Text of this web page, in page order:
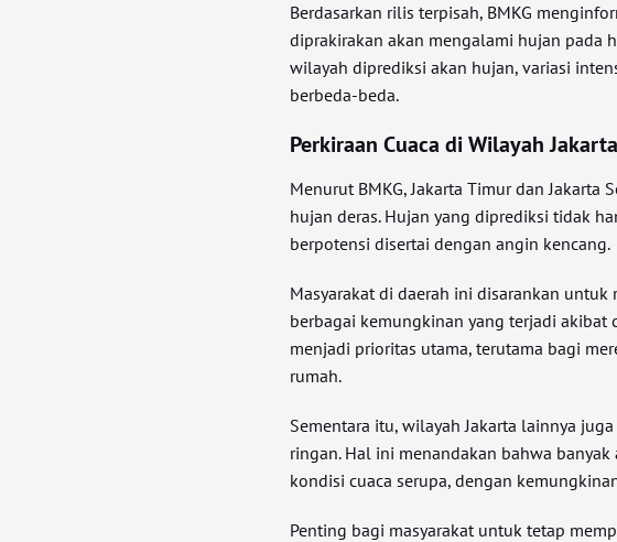
Berdasarkan rilis terpisah, BMKG
diprakirakan akan mengalami hujan pada
wilayah diprediksi akan hujan, variasi
berbeda-beda.
Perkiraan Cuaca di Wilayah
Menurut BMKG, Jakarta Timur dan
hujan deras. Hujan yang diprediksi tidak
berpotensi disertai dengan angin kencang.
Masyarakat di daerah ini disarankan
berbagai kemungkinan yang terjadi akibat
menjadi prioritas utama, terutama bagi
rumah.
Sementara itu, wilayah Jakarta lainnya
ringan. Hal ini menandakan bahwa banyak
kondisi cuaca serupa, dengan
Penting bagi masyarakat untuk tetap